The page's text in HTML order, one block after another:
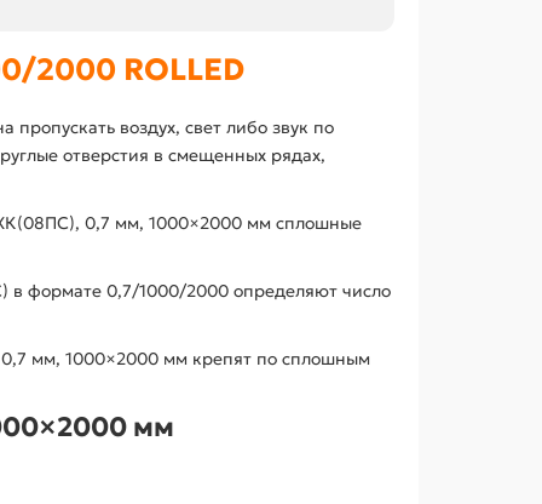
2000 ROLLED
воздух, свет либо звук по
отверстия в смещенных рядах,
ХК(08ПС), 0,7 мм, 1000×2000 мм сплошные
в формате 0,7/1000/2000 определяют число
0,7 мм, 1000×2000 мм крепят по сплошным
мм